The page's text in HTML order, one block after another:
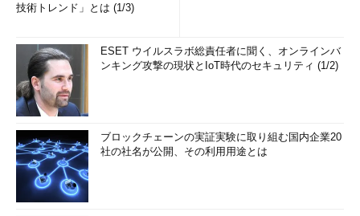
技術トレンド」とは (1/3)
ESET ウイルスラボ総責任者に聞く、オンラインバ
ンキング攻撃の現状とIoT時代のセキュリティ (1/2)
ブロックチェーンの実証実験に取り組む国内企業20
社の社名が公開、その利用用途とは